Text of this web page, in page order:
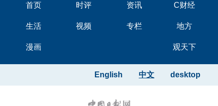
首页 时评 资讯 C财经
生活 视频 专栏 地方
漫画 观天下
desktop
中文
English